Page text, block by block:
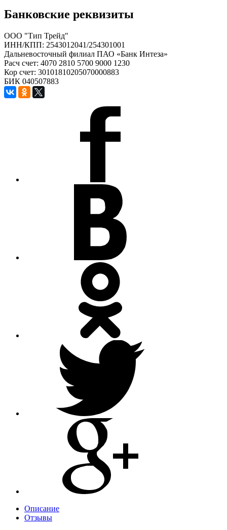
Банковские реквизиты
ООО "Тип Трейд"
ИНН/КПП: 2543012041/254301001
Дальневосточный филиал ПАО «Банк Интеза»
Расч счет: 4070 2810 5700 9000 1230
Кор счет: 30101810205070000883
БИК 040507883
Описание
Отзывы